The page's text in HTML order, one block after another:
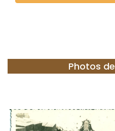
Photos